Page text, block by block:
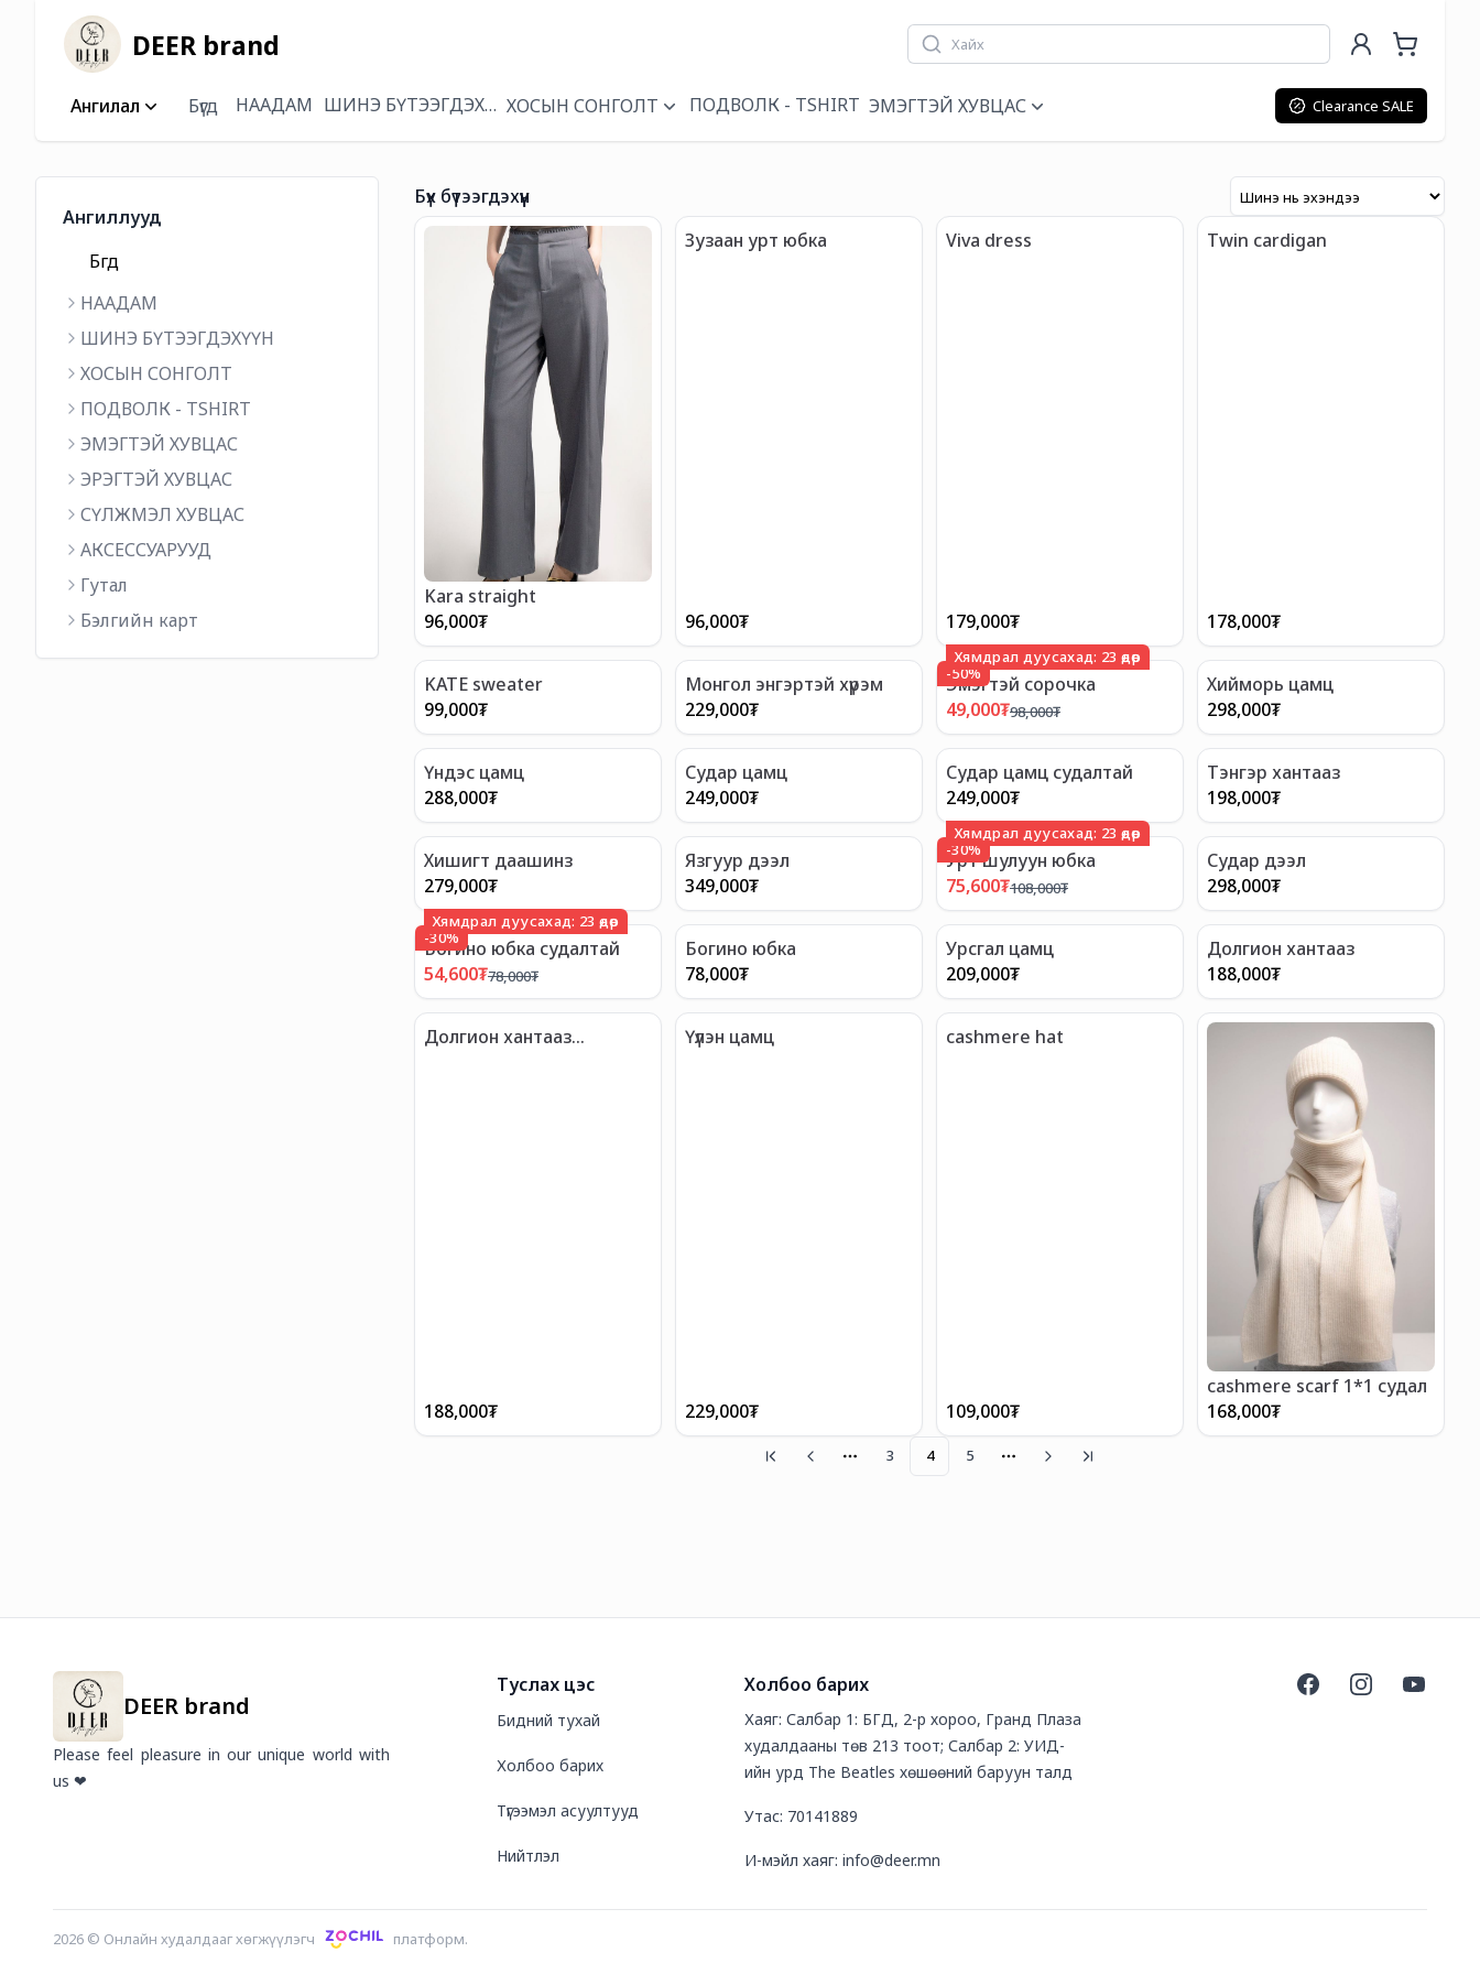
DEER brand
Ангилал Бүгд НААДАМ ШИНЭ БҮТЭЭГДЭХҮҮНХОСЫН СОНГОЛТ ПОДВОЛК - TSHIRT ЭМЭГТЭЙ ХУВЦАС Clearance SALE
Ангиллууд
Бүгд
НААДАМ
ШИНЭ БҮТЭЭГДЭХҮҮН
ХОСЫН СОНГОЛТ
ПОДВОЛК - TSHIRT
ЭМЭГТЭЙ ХУВЦАС
ЭРЭГТЭЙ ХУВЦАС
СҮЛЖМЭЛ ХУВЦАС
АКСЕССУАРУУД
Гутал
Бэлгийн карт
Бүх бүтээгдэхүүн
Kara straight
96,000₮
Зузаан урт юбка
96,000₮
Viva dress
179,000₮
Twin cardigan
178,000₮
KATE sweater
99,000₮
Монгол энгэртэй хүрэм
229,000₮
-50%
Хямдрал дуусахад: 23 өдөр
Эмэгтэй сорочка
49,000₮98,000₮
Хийморь цамц
298,000₮
Үндэс цамц
288,000₮
Судар цамц
249,000₮
Судар цамц судалтай
249,000₮
Тэнгэр хантааз
198,000₮
Хишигт даашинз
279,000₮
Язгуур дээл
349,000₮
-30%
Хямдрал дуусахад: 23 өдөр
Урт шулуун юбка
75,600₮108,000₮
Судар дээл
298,000₮
-30%
Хямдрал дуусахад: 23 өдөр
Богино юбка судалтай
54,600₮78,000₮
Богино юбка
78,000₮
Урсгал цамц
209,000₮
Долгион хантааз
188,000₮
Долгион хантааз
188,000₮
Үүлэн цамц
229,000₮
cashmere hat
109,000₮
cashmere scarf 1*1 судал
168,000₮
More pages
3 4 5 More pages
DEER brand
Please feel pleasure in our unique world with
us ❤
Туслах цэс
Бидний тухай
Холбоо барих
Түгээмэл асуултууд
Нийтлэл
Холбоо барих
Хаяг: Салбар 1: БГД, 2-р хороо, Гранд Плаза
худалдааны төв 213 тоот; Салбар 2: УИД-
ийн урд The Beatles хөшөөний баруун талд
Утас: 70141889
И-мэйл хаяг: info@deer.mn
FacebookInstagramYouTube
2026 © Онлайн худалдааг хөгжүүлэгч платформ.